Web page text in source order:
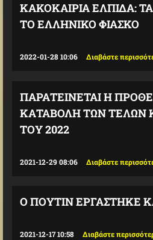
ΚΑΚΟΚΑΙΡΊΑ ΕΛΠΊΔΑ:
ΤΟ ΕΛΛΗΝΙΚΌ ΦΙΆΣΚΟ
2022-01-28 10:06 Διαβάστε
ΠΑΡΑΤΕΊΝΕΤΑΙ Η
ΚΑΤΑΒΟΛΉ ΤΩΝ ΤΕΛΏΝ
ΤΟΥ 2022
2021-12-29 08:06 Διαβάστε
Ο ΠΟΎΤΙΝ ΕΡΓΆΣΤΗΚΕ
2021-12-17 10:58 Διαβάστε